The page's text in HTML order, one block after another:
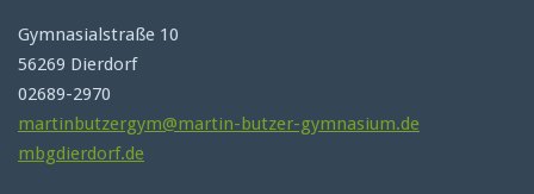
Gymnasialstraße 10
56269 Dierdorf
02689-2970
martinbutzergym@martin-butzer-gymnasium.de
mbgdierdorf.de